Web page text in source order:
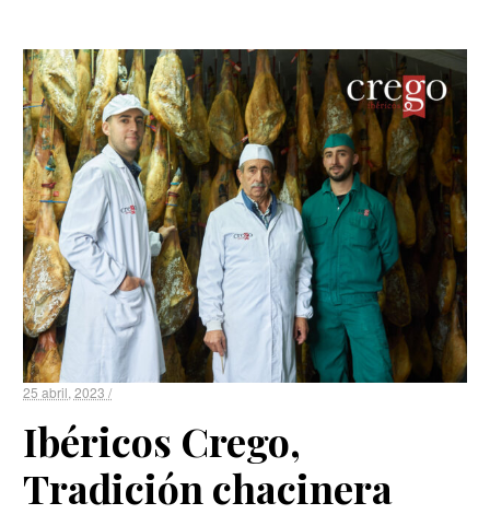
25 abril, 2023 /
Ibéricos Crego,
Tradición chacinera